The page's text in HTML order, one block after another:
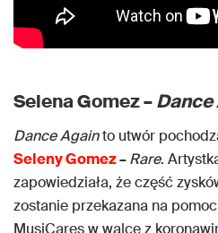
Selena Gomez –Dance
Dance Againto utwór
Seleny Gomez–Rare.
zapowiedziała, że część
zostanie przekazana na